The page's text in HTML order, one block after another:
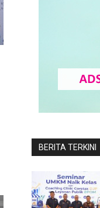
BERITA TERKINI